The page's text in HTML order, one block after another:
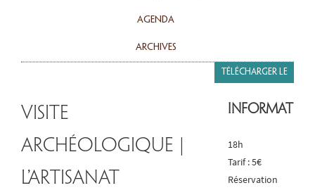
Télécharger le
agenda
Archives
Visite
archéologique |
L’artisanat
18h
Tarif : 5€
Réservation